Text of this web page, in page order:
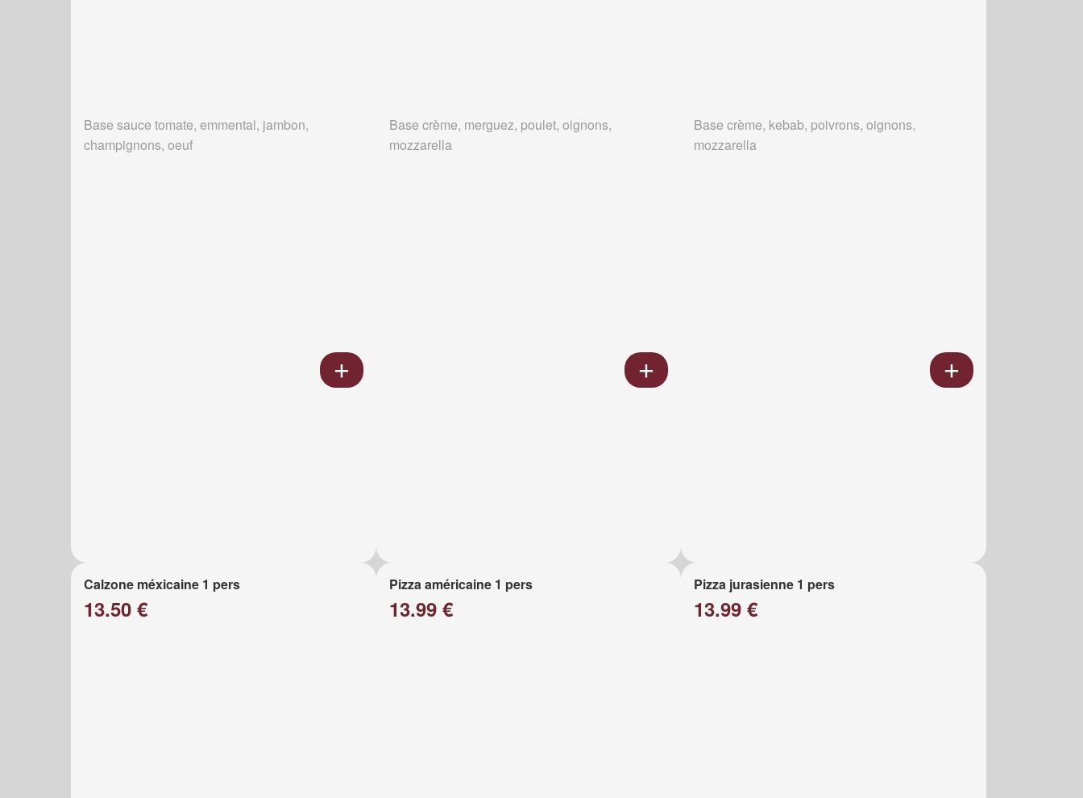
Base sauce tomate, emmental, jambon,
champignons, oeuf
Base crème, merguez, poulet, oignons,
mozzarella
Base crème, kebab, poivrons, oignons,
mozzarella
Calzone méxicaine 1 pers
13.50 €
Pizza américaine 1 pers
13.99 €
Pizza jurasienne 1 pers
13.99 €